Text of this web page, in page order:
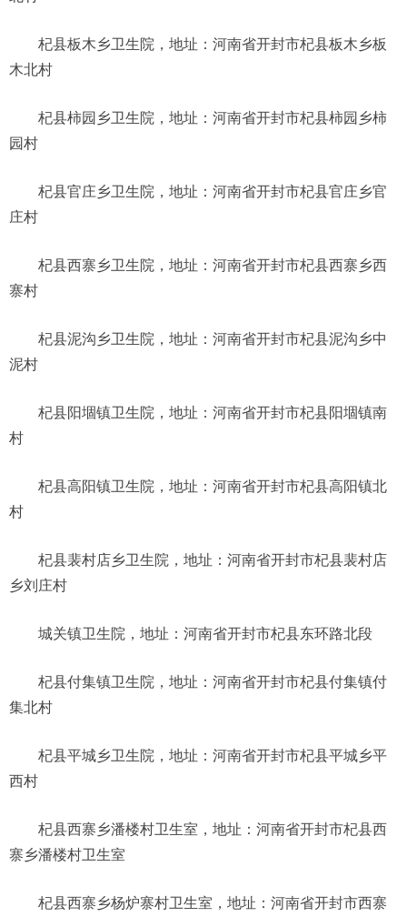
杞县板木乡卫生院，地址：河南省开封市杞县板木乡板
木北村
杞县柿园乡卫生院，地址：河南省开封市杞县柿园乡柿
园村
杞县官庄乡卫生院，地址：河南省开封市杞县官庄乡官
庄村
杞县西寨乡卫生院，地址：河南省开封市杞县西寨乡西
寨村
杞县泥沟乡卫生院，地址：河南省开封市杞县泥沟乡中
泥村
杞县阳堌镇卫生院，地址：河南省开封市杞县阳堌镇南
村
杞县高阳镇卫生院，地址：河南省开封市杞县高阳镇北
村
杞县裴村店乡卫生院，地址：河南省开封市杞县裴村店
乡刘庄村
城关镇卫生院，地址：河南省开封市杞县东环路北段
杞县付集镇卫生院，地址：河南省开封市杞县付集镇付
集北村
杞县平城乡卫生院，地址：河南省开封市杞县平城乡平
西村
杞县西寨乡潘楼村卫生室，地址：河南省开封市杞县西
寨乡潘楼村卫生室
杞县西寨乡杨炉寨村卫生室，地址：河南省开封市西寨